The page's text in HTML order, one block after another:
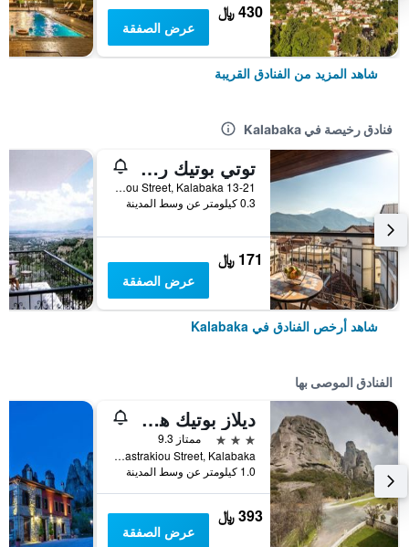
430 ﷼
عرض الصفقة
شاهد المزيد من الفنادق القريبة
فنادق رخيصة في Kalabaka
توتي بوتيك روومز
13-21 Ramou Street, Kalabaka, اليونان
0.3 كيلومتر عن وسط المدينة
171 ﷼
عرض الصفقة
شاهد أرخص الفنادق في Kalabaka
الفنادق الموصى بها
ديلاز بوتيك هوتل
3 نجوم
ممتاز 9.3
Kalambakas-Kastrakiou Street, Kalabaka, اليونان
1.0 كيلومتر عن وسط المدينة
393 ﷼
عرض الصفقة